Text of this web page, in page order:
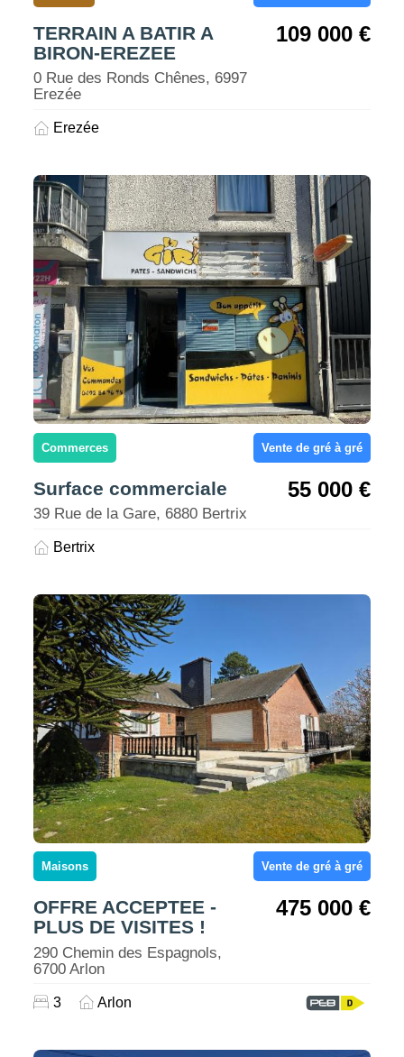
109 000 €
TERRAIN A BATIR A
BIRON-EREZEE
0 Rue des Ronds Chênes, 6997
Erezée
Erezée
Commerces Vente de gré à gré
55 000 €
Surface commerciale
39 Rue de la Gare, 6880 Bertrix
Bertrix
Maisons Vente de gré à gré
475 000 €
OFFRE ACCEPTEE -
PLUS DE VISITES !
290 Chemin des Espagnols,
6700 Arlon
3 Arlon